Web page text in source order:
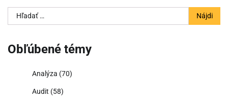
Hľadať:
Obľúbené témy
Analýza (70)
Audit (58)